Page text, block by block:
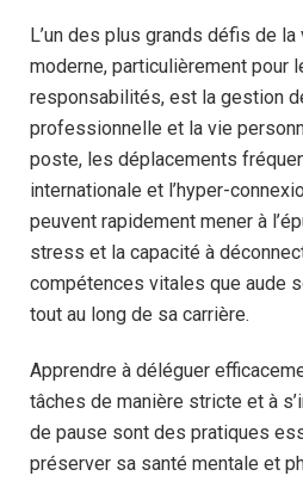
L’un des plus grands défis de
moderne, particulièrement pour
responsabilités, est la gestion
professionnelle et la vie
poste, les déplacements
internationale et l’hyper-
peuvent rapidement mener à
stress et la capacité à
compétences vitales que aude
tout au long de sa carrière.
Apprendre à déléguer
tâches de manière stricte et à
de pause sont des pratiques
préserver sa santé mentale et